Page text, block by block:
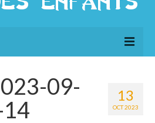
13
OCT 2023
09-